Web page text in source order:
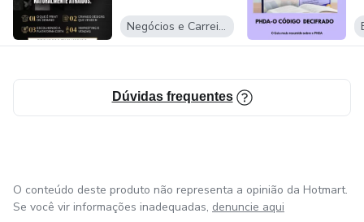
Negócios e Carreira
Dúvidas frequentes
O conteúdo deste produto não representa a opinião da Hotmart.
Se você vir informações inadequadas, denuncie aqui